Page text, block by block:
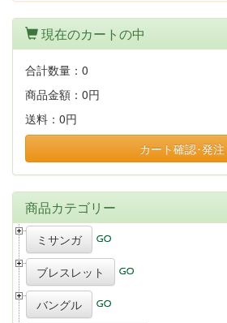
現在のカートの中
合計数量： 0
商品金額： 0円
送料： 0円
カート確認･発注
商品カテゴリー
ミサンガ
ブレスレット
バングル